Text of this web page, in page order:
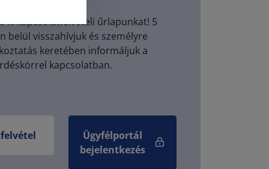
ki kapcsolatfelvételi űrlapunkat! 5
belül visszahívjuk és személyre
keretében informáljuk a
kapcsolatban.
Ügyfélportál
bejelentkezés